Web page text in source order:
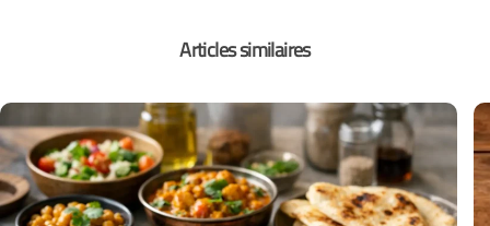
Articles similaires